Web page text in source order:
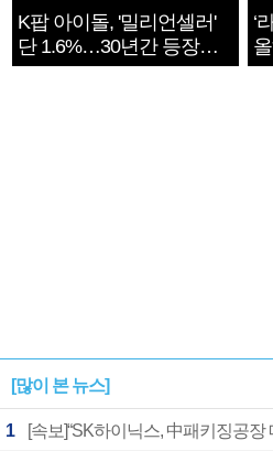
K팝 아이돌, '밀리언셀러'
단 1.6%…30년간 등장
1182개팀 전수조사
‘
[많이 본 뉴스]
1 [속보]“SK하이닉스, 中패키징공